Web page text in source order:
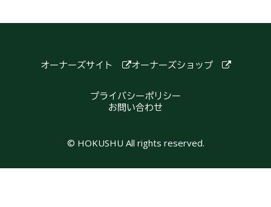
オーナーズサイト オーナーズショップ
プライバシーポリシー
お問い合わせ
© HOKUSHU All rights reserved.